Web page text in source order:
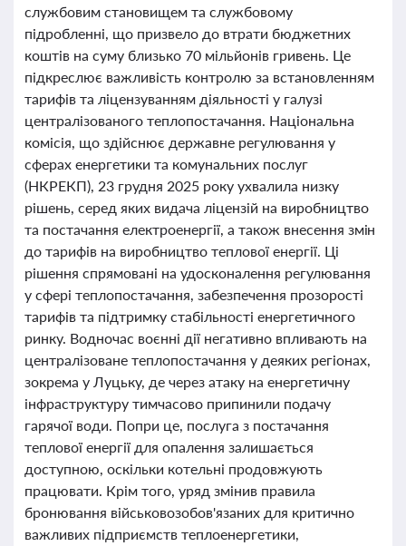
службовим становищем та службовому
підробленні, що призвело до втрати бюджетних
коштів на суму близько 70 мільйонів гривень. Це
підкреслює важливість контролю за встановленням
тарифів та ліцензуванням діяльності у галузі
централізованого теплопостачання. Національна
комісія, що здійснює державне регулювання у
сферах енергетики та комунальних послуг
(НКРЕКП), 23 грудня 2025 року ухвалила низку
рішень, серед яких видача ліцензій на виробництво
та постачання електроенергії, а також внесення змін
до тарифів на виробництво теплової енергії. Ці
рішення спрямовані на удосконалення регулювання
у сфері теплопостачання, забезпечення прозорості
тарифів та підтримку стабільності енергетичного
ринку. Водночас воєнні дії негативно впливають на
централізоване теплопостачання у деяких регіонах,
зокрема у Луцьку, де через атаку на енергетичну
інфраструктуру тимчасово припинили подачу
гарячої води. Попри це, послуга з постачання
теплової енергії для опалення залишається
доступною, оскільки котельні продовжують
працювати. Крім того, уряд змінив правила
бронювання військовозобов'язаних для критично
важливих підприємств теплоенергетики,